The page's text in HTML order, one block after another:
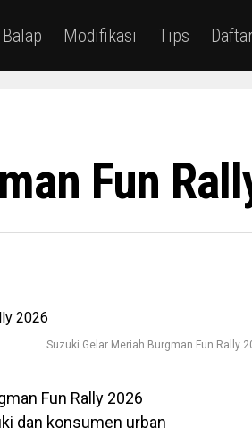
Balap Modifikasi Tips
Fun
Suzuki Gelar Meriah Burgman Fun Rally
Fun Rally 2026
dan konsumen urban